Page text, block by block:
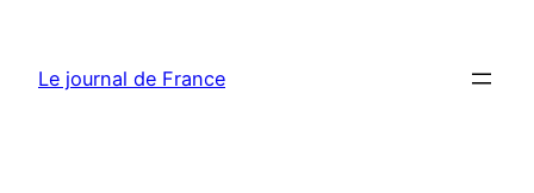
contenu
Le journal de France